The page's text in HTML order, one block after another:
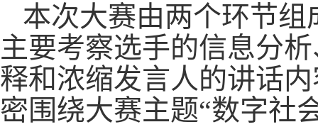
本次大赛由两个环节
主要考察选手的信息分
释和浓缩发言人的讲话
密围绕大赛主题“数字社